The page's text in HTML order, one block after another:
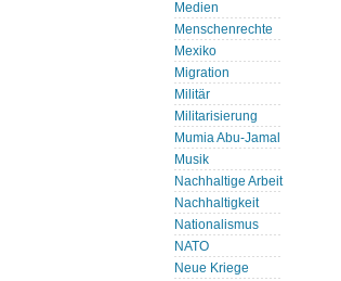
Medien
Menschenrechte
Mexiko
Migration
Militär
Militarisierung
Mumia Abu-Jamal
Musik
Nachhaltige Arbeit
Nachhaltigkeit
Nationalismus
NATO
Neue Kriege